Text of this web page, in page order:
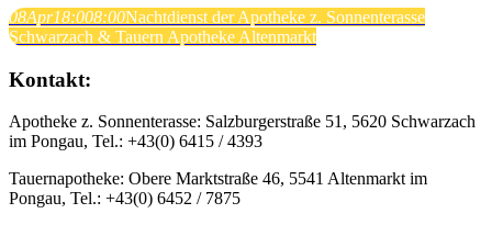
08Apr18:008:00Nachtdienst der Apotheke z. Sonnenterasse
Schwarzach & Tauern Apotheke Altenmarkt
Kontakt:
Apotheke z. Sonnenterasse: Salzburgerstraße 51, 5620 Schwarzach
im Pongau, Tel.: +43(0) 6415 / 4393
Tauernapotheke: Obere Marktstraße 46, 5541 Altenmarkt im
Pongau, Tel.: +43(0) 6452 / 7875